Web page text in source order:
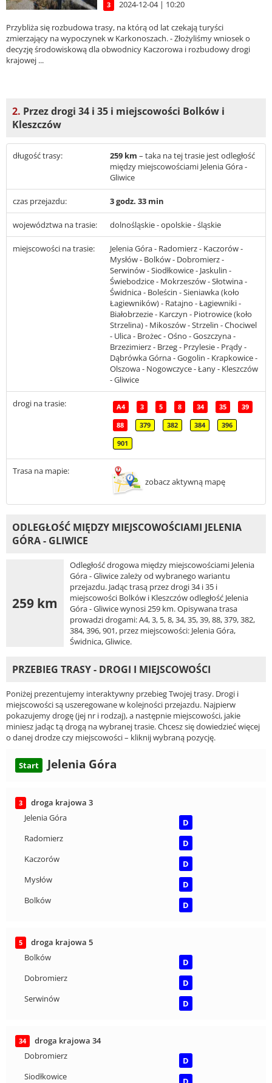
3 2024-12-04 | 10:20
Przybliża się rozbudowa trasy, na którą od lat czekają turyści
zmierzający na wypoczynek w Karkonoszach. - Złożyliśmy wniosek o
decyzję środowiskową dla obwodnicy Kaczorowa i rozbudowy drogi
krajowej ...
2. Przez drogi 34 i 35 i miejscowości Bolków i
Kleszczów
długość trasy: 259 km – taka na tej trasie jest odległość
między miejscowościami Jelenia Góra -
Gliwice
czas przejazdu: 3 godz. 33 min
województwa na trasie: dolnośląskie - opolskie - śląskie
miejscowości na trasie:
Jelenia Góra - Radomierz - Kaczorów -
Mysłów - Bolków - Dobromierz -
Serwinów - Siodłkowice - Jaskulin -
Świebodzice - Mokrzeszów - Słotwina -
Świdnica - Boleścin - Sieniawka (koło
Łagiewników) - Ratajno - Łagiewniki -
Białobrzezie - Karczyn - Piotrowice (koło
Strzelina) - Mikoszów - Strzelin - Chociwel
- Ulica - Brożec - Ośno - Goszczyna -
Brzezimierz - Brzeg - Przylesie - Prądy -
Dąbrówka Górna - Gogolin - Krapkowice -
Olszowa - Nogowczyce - Łany - Kleszczów
- Gliwice
drogi na trasie: A4 3 5 8 34 35 39
88 379 382 384 396
901
Trasa na mapie:
zobacz aktywną mapę
ODLEGŁOŚĆ MIĘDZY MIEJSCOWOŚCIAMI JELENIA
GÓRA - GLIWICE
259 km
Odległość drogowa między miejscowościami Jelenia
Góra - Gliwice zależy od wybranego wariantu
przejazdu. Jadąc trasą przez drogi 34 i 35 i
miejscowości Bolków i Kleszczów odległość Jelenia
Góra - Gliwice wynosi 259 km. Opisywana trasa
prowadzi drogami: A4, 3, 5, 8, 34, 35, 39, 88, 379, 382,
384, 396, 901, przez miejscowości: Jelenia Góra,
Świdnica, Gliwice.
PRZEBIEG TRASY - DROGI I MIEJSCOWOŚCI
Poniżej prezentujemy interaktywny przebieg Twojej trasy. Drogi i
miejscowości są uszeregowane w kolejności przejazdu. Najpierw
pokazujemy drogę (jej nr i rodzaj), a następnie miejscowości, jakie
miniesz jadąc tą drogą na wybranej trasie. Chcesz się dowiedzieć więcej
o danej drodze czy miejscowości – kliknij wybraną pozycję.
Start Jelenia Góra
3
droga krajowa 3
Jelenia Góra
D
Radomierz
D
Kaczorów
D
Mysłów
D
Bolków
D
5
droga krajowa 5
Bolków
D
Dobromierz
D
Serwinów
D
34
droga krajowa 34
Dobromierz
D
Siodłkowice